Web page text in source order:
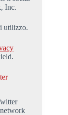
Inc.
utilizzo.